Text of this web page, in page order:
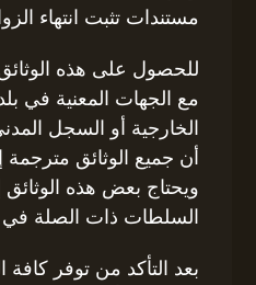
مستندات تثبت انتهاء
للحصول على هذه
مع الجهات المعنية في
الخارجية أو السجل
أن جميع الوثائق مترجمة
ويحتاج بعض هذه
السلطات ذات الصلة في
بعد التأكد من توفر كافة